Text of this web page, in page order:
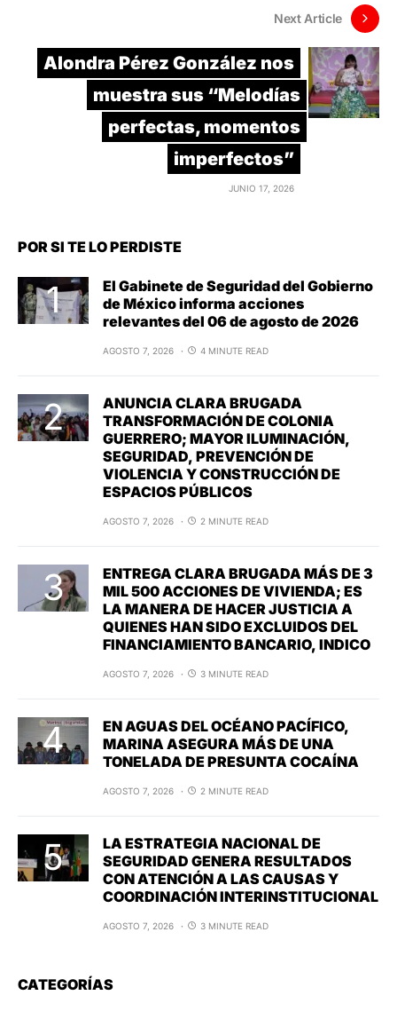
Next Article
Alondra Pérez González nos
muestra sus “Melodías
perfectas, momentos
imperfectos”
JUNIO 17, 2026
POR SI TE LO PERDISTE
El Gabinete de Seguridad del Gobierno
de México informa acciones
relevantes del 06 de agosto de 2026
AGOSTO 7, 2026 4 MINUTE READ
ANUNCIA CLARA BRUGADA
TRANSFORMACIÓN DE COLONIA
GUERRERO; MAYOR ILUMINACIÓN,
SEGURIDAD, PREVENCIÓN DE
VIOLENCIA Y CONSTRUCCIÓN DE
ESPACIOS PÚBLICOS
AGOSTO 7, 2026 2 MINUTE READ
ENTREGA CLARA BRUGADA MÁS DE 3
MIL 500 ACCIONES DE VIVIENDA; ES
LA MANERA DE HACER JUSTICIA A
QUIENES HAN SIDO EXCLUIDOS DEL
FINANCIAMIENTO BANCARIO, INDICO
AGOSTO 7, 2026 3 MINUTE READ
EN AGUAS DEL OCÉANO PACÍFICO,
MARINA ASEGURA MÁS DE UNA
TONELADA DE PRESUNTA COCAÍNA
AGOSTO 7, 2026 2 MINUTE READ
LA ESTRATEGIA NACIONAL DE
SEGURIDAD GENERA RESULTADOS
CON ATENCIÓN A LAS CAUSAS Y
COORDINACIÓN INTERINSTITUCIONAL
AGOSTO 7, 2026 3 MINUTE READ
CATEGORÍAS